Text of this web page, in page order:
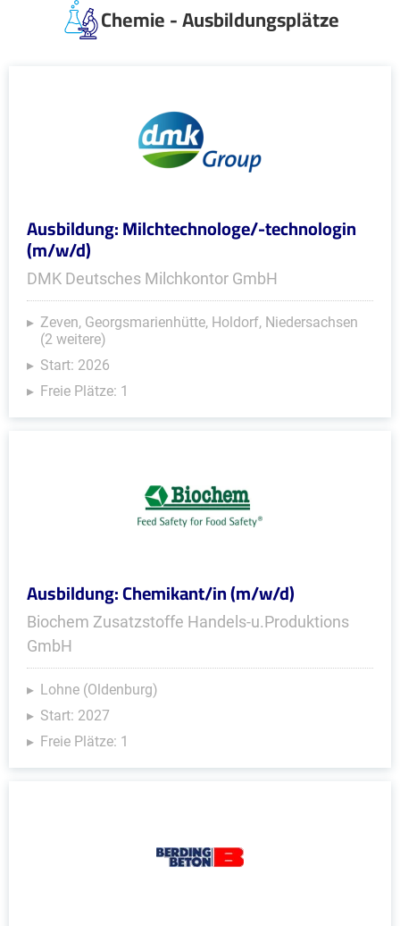
Chemie - Ausbildungsplätze
Ausbildung: Milchtechnologe/-technologin
(m/w/d)
DMK Deutsches Milchkontor GmbH
Zeven, Georgsmarienhütte, Holdorf, Niedersachsen
(2 weitere)
Start: 2026
Freie Plätze: 1
Ausbildung: Chemikant/in (m/w/d)
Biochem Zusatzstoffe Handels-u.Produktions
GmbH
Lohne (Oldenburg)
Start: 2027
Freie Plätze: 1